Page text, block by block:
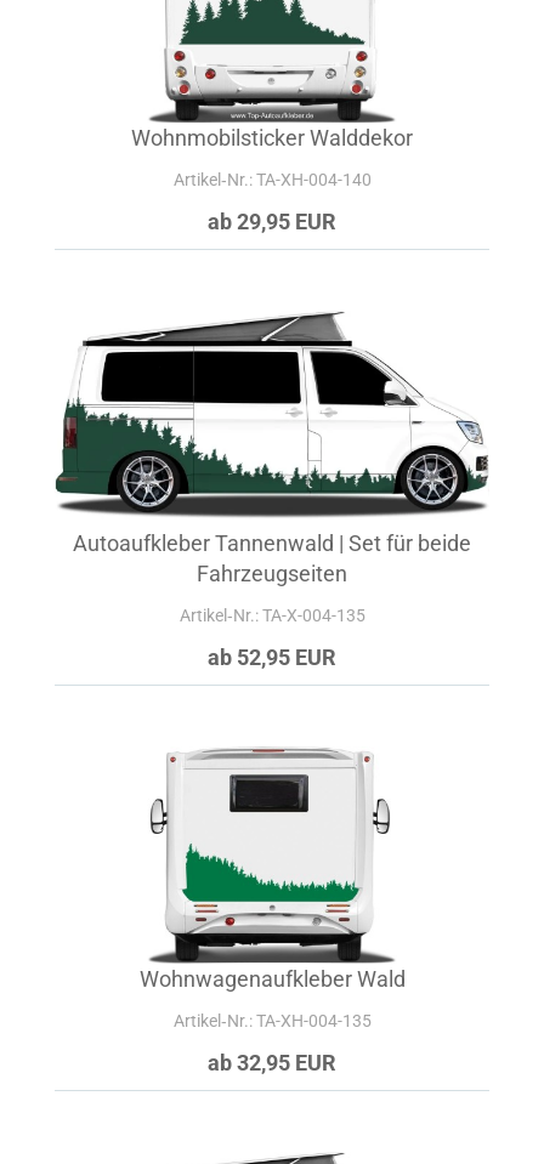
Wohnmobilsticker Walddekor
Artikel‑Nr.: TA-XH-004-140
ab 29,95 EUR
Autoaufkleber Tannenwald | Set für beide
Fahrzeugseiten
Artikel‑Nr.: TA-X-004-135
ab 52,95 EUR
Wohnwagenaufkleber Wald
Artikel‑Nr.: TA-XH-004-135
ab 32,95 EUR